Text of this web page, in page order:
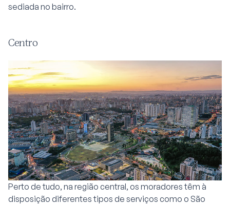
sediada no bairro.
Centro
Perto de tudo, na região central, os moradores têm à
disposição diferentes tipos de serviços como o São